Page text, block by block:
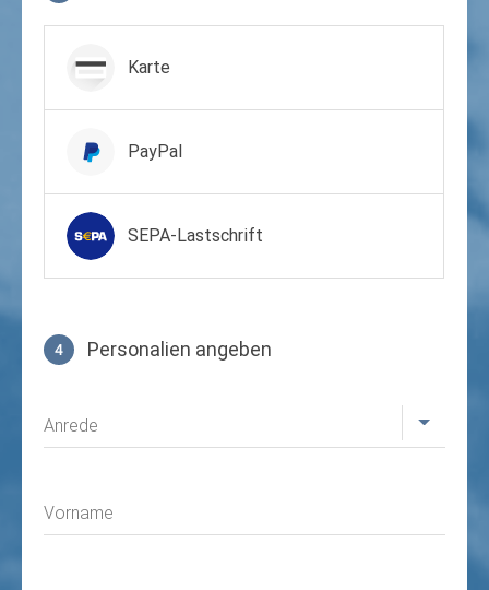
Karte
PayPal
SEPA-Lastschrift
4 Personalien angeben
Anrede
Vorname